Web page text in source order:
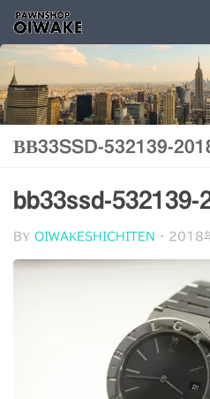
コンテンツへスキップ
BB33SSD-532139-
bb33ssd-532139-
BY OIWAKESHICHITEN · 2018